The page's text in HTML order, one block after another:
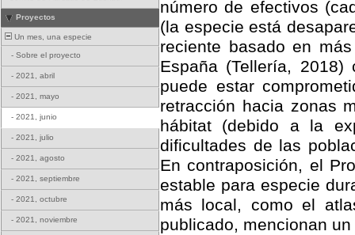
Proyectos
Un mes, una especie
- Sobre el proyecto
- 2021, abril
- 2021, mayo
- 2021, junio
- 2021, julio
- 2021, agosto
- 2021, septiembre
- 2021, octubre
- 2021, noviembre
número de efectivos
(la especie está
reciente basado en
España (Tellería,
puede estar
retracción hacia zonas
hábitat (debido a la
dificultades de las
En contraposición, el
estable para especie
más local, como el
publicado, mencionan